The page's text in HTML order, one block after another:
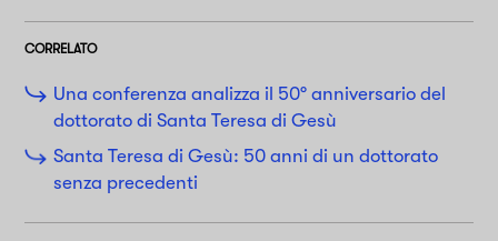
CORRELATO
Una conferenza analizza il 50° anniversario del
dottorato di Santa Teresa di Gesù
Santa Teresa di Gesù: 50 anni di un dottorato
senza precedenti